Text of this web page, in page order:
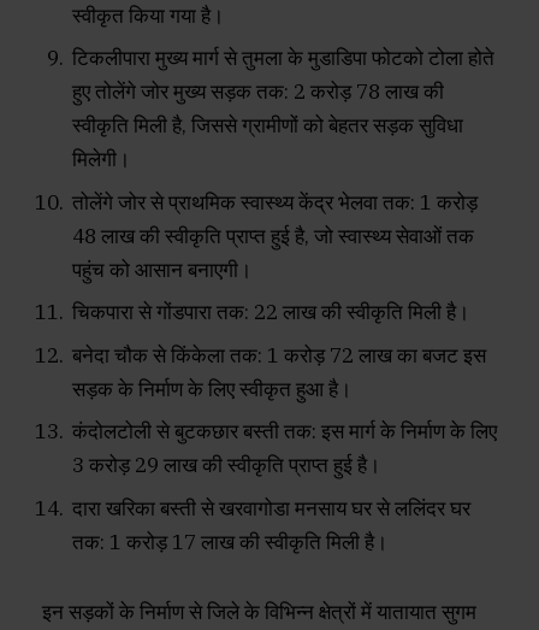
स्वीकृत किया गया है।
टिकलीपारा मुख्य मार्ग से तुमला के मुडाडिपा फोटको टोला होते
हुए तोलेंगे जोर मुख्य सड़क तक: ₹2 करोड़ 78 लाख की
स्वीकृति मिली है, जिससे ग्रामीणों को बेहतर सड़क सुविधा
मिलेगी।
तोलेंगे जोर से प्राथमिक स्वास्थ्य केंद्र भेलवा तक: ₹1 करोड़
48 लाख की स्वीकृति प्राप्त हुई है, जो स्वास्थ्य सेवाओं तक
पहुंच को आसान बनाएगी।
चिकपारा से गोंडपारा तक: ₹22 लाख की स्वीकृति मिली है।
बनेदा चौक से किंकेला तक: ₹1 करोड़ 72 लाख का बजट इस
सड़क के निर्माण के लिए स्वीकृत हुआ है।
कंदोलटोली से बुटकछार बस्ती तक: इस मार्ग के निर्माण के लिए
₹3 करोड़ 29 लाख की स्वीकृति प्राप्त हुई है।
दारा खरिका बस्ती से खरवागोडा मनसाय घर से ललिंदर घर
तक: ₹1 करोड़ 17 लाख की स्वीकृति मिली है।
इन सड़कों के निर्माण से जिले के विभिन्न क्षेत्रों में यातायात सुगम